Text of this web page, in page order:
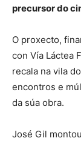
precursor do
O proxecto,
con Vía Láctea
recala na vila
encontros e
da súa obra.
José Gil